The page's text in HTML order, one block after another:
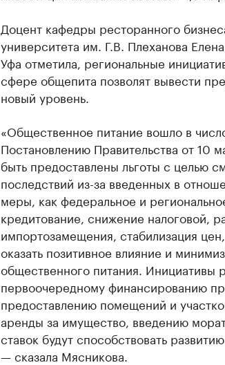
Доцент кафедры ресторанного
университета им. Г.В. Плеханова
Уфа отметила, региональные
сфере общепита позволят вывести
новый уровень.
«Общественное питание вошло в
Постановлению Правительства от 10
быть предоставлены льготы с целью
последствий из-за введенных в
меры, как федеральное и
кредитование, снижение налоговой,
импортозамещения, стабилизация
оказать позитивное влияние и
общественного питания. Инициативы
первоочередному финансированию
предоставлению помещений и
аренды за имущество, введению
ставок будут способствовать
— сказала Мясникова.